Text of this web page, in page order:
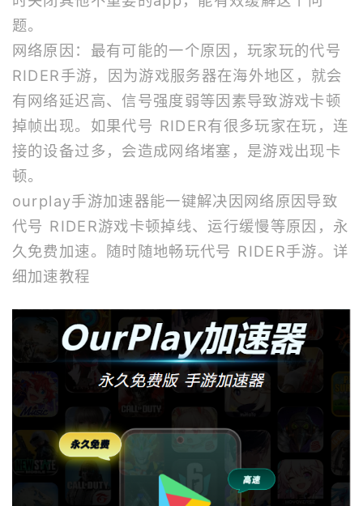
题。
网络原因：最有可能的一个原因，玩家玩的代号
RIDER手游，因为游戏服务器在海外地区，就会
有网络延迟高、信号强度弱等因素导致游戏卡顿
掉帧出现。如果代号 RIDER有很多玩家在玩，连
接的设备过多，会造成网络堵塞，是游戏出现卡
顿。
ourplay手游加速器能一键解决因网络原因导致
代号 RIDER游戏卡顿掉线、运行缓慢等原因，永
久免费加速。随时随地畅玩代号 RIDER手游。详
细加速教程